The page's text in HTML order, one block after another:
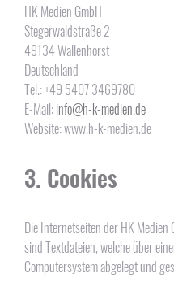
HK Medien GmbH
Stegerwaldstraße 2
49134 Wallenhorst
Deutschland
Tel.: +49 5407 3469780
E-Mail:info@h-k-medien.de
Website: www.h-k-medien.de
3. Cookies
Die Internetseiten der HK Medien
sind Textdateien, welche über
Computersystem abgelegt und